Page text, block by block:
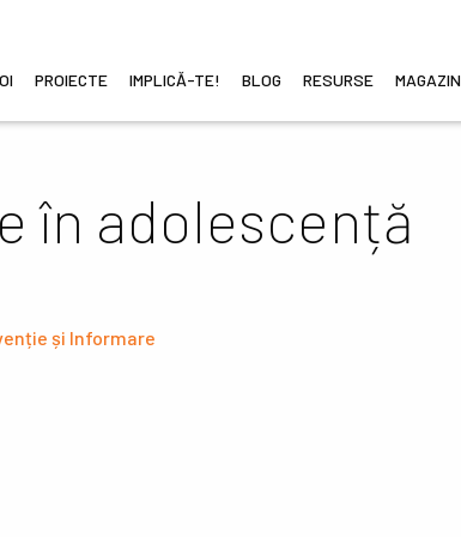
PROIECTE IMPLICĂ-TE! BLOG RESURSE MAGAZIN
în adolescență
și Informare